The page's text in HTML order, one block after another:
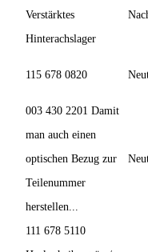
Verstärktes
Hinterachslager
115 678 0820
003 430 2201 Damit
man auch einen
optischen Bezug zur
Teilenummer
herstellen...
111 678 5110